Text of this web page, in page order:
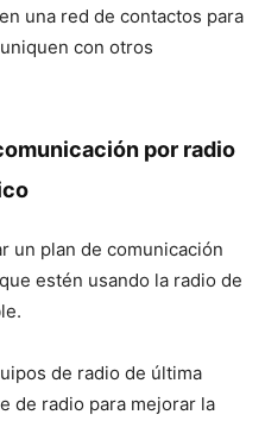
una red de contactos para
con otros
por radio
un plan de comunicación
estén usando la radio de
de radio de última
de radio para mejorar la